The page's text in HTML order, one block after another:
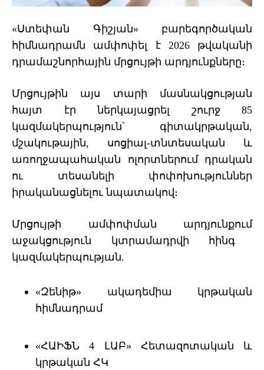
«Ստեփան Գիշյան» բարեգործական
հիմնադրամն
ամփոփել է 2026թվական ի
դրամաշնորհային մրցույթի արդյունքները։
Մրցույթին այս տարի մասնակցության
հայտ էր ներկայացրել շուրջ 85
կազմակերպություն՝ գիտակրթական,
մշակութային, սոցիալ-տնտեսական և
առողջապահական ոլորտներում դրական
ու տեսանելի փոփոխություններ
իրականացնելու նպատակով ։
Մրցույթի ամփոփման արդյունքում
աջակցություն կտրամադրվի հինգ
կազմակերպության.
«Զենիթ» ակադեմիա
կրթական
հիմնադրամ
«ՀԱԻՖՆ 4 ԼԱԲ» Հետազոտական
և
կրթական ՀԿ